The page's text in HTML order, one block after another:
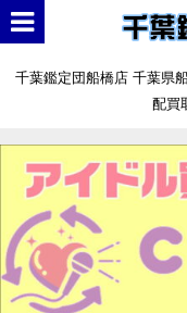
千葉鑑定団船橋店 千葉県
配買